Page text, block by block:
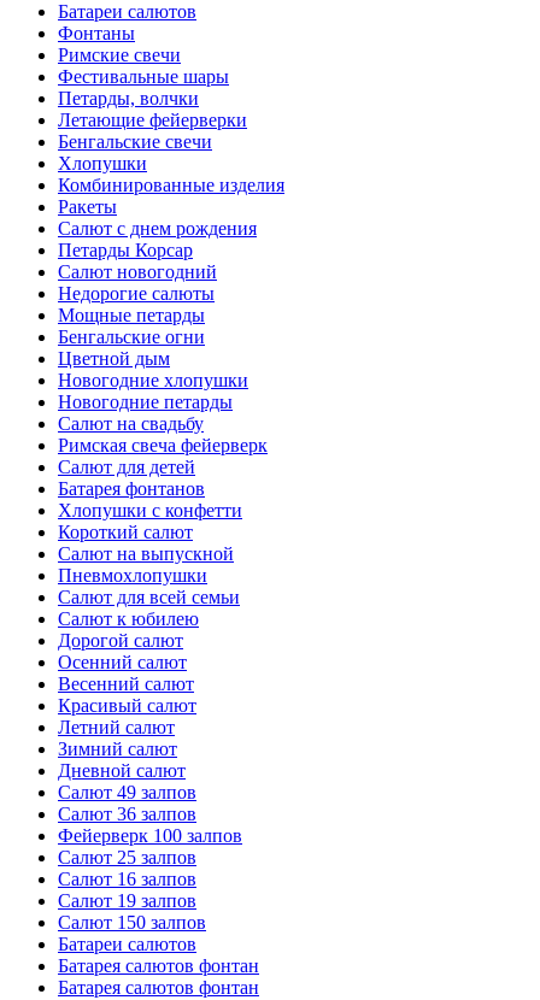
Батареи салютов
Фонтаны
Римские свечи
Фестивальные шары
Петарды, волчки
Летающие фейерверки
Бенгальские свечи
Хлопушки
Комбинированные изделия
Ракеты
Салют с днем рождения
Петарды Корсар
Салют новогодний
Недорогие салюты
Мощные петарды
Бенгальские огни
Цветной дым
Новогодние хлопушки
Новогодние петарды
Салют на свадьбу
Римская свеча фейерверк
Салют для детей
Батарея фонтанов
Хлопушки с конфетти
Короткий салют
Салют на выпускной
Пневмохлопушки
Салют для всей семьи
Салют к юбилею
Дорогой салют
Осенний салют
Весенний салют
Красивый салют
Летний салют
Зимний салют
Дневной салют
Салют 49 залпов
Салют 36 залпов
Фейерверк 100 залпов
Салют 25 залпов
Салют 16 залпов
Салют 19 залпов
Салют 150 залпов
Батареи салютов
Батарея салютов фонтан
Батарея салютов фонтан